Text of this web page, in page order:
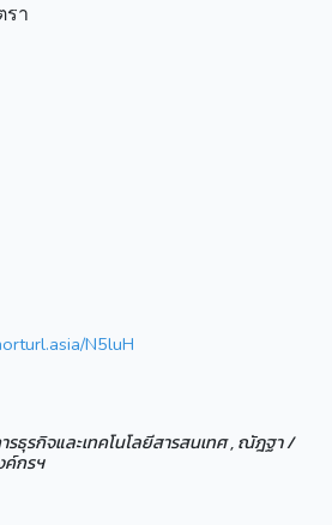
า
N5luH
ธุรกิจและเทคโนโลยีสารสนเทศ , ณัฎฐา /
ค์กรฯ